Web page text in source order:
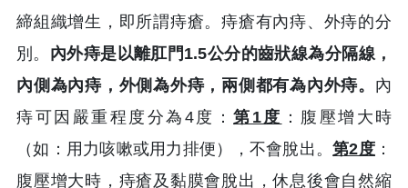
締組織增生，即所謂痔瘡。痔瘡有內痔、外痔的分
別。 內外痔是以離肛門1.5公分的齒狀線為分隔線，
內側為內痔，外側為外痔，兩側都有為內外痔。 內
痔可因嚴重程度分為4度： 第1度 ：腹壓增大時
（如：用力咳嗽或用力排便），不會脫出。第2度 ：
腹壓增大時，痔瘡及黏膜會脫出，休息後會自然縮